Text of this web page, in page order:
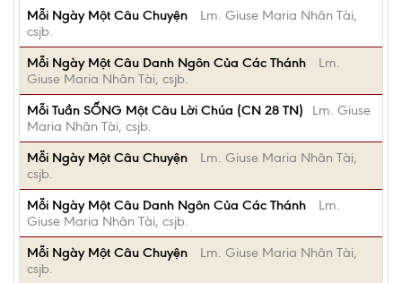
Mỗi Ngày Một Câu Chuyện
Lm. Giuse Maria Nhân Tài,
csjb.
Mỗi Ngày Một Câu Danh Ngôn Của Các Thánh
Lm.
Giuse Maria Nhân Tài, csjb.
Mỗi Tuần SỐNG Một Câu Lời Chúa (CN 28 TN)
Lm. Giuse
Maria Nhân Tài, csjb.
Mỗi Ngày Một Câu Chuyện
Lm. Giuse Maria Nhân Tài,
csjb.
Mỗi Ngày Một Câu Danh Ngôn Của Các Thánh
Lm.
Giuse Maria Nhân Tài, csjb.
Mỗi Ngày Một Câu Chuyện
Lm. Giuse Maria Nhân Tài,
csjb.